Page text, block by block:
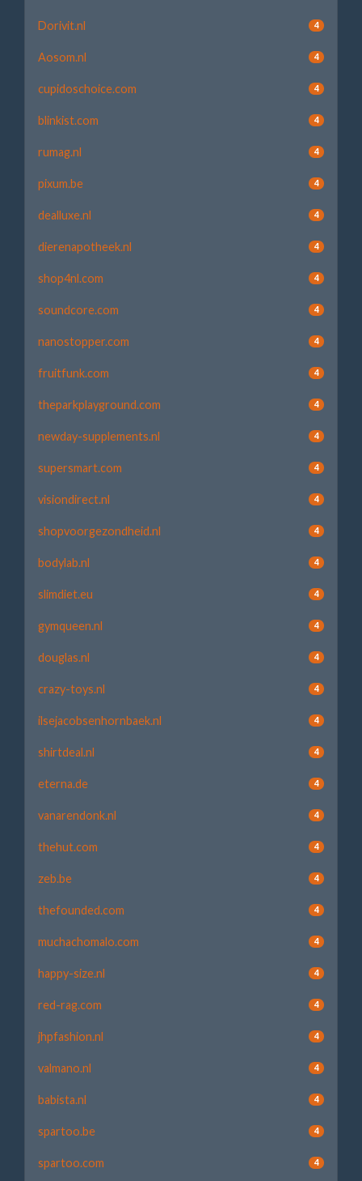
Dorivit.nl 4
Aosom.nl 4
cupidoschoice.com 4
blinkist.com 4
rumag.nl 4
pixum.be 4
dealluxe.nl 4
dierenapotheek.nl 4
shop4nl.com 4
soundcore.com 4
nanostopper.com 4
fruitfunk.com 4
theparkplayground.com 4
newday-supplements.nl 4
supersmart.com 4
visiondirect.nl 4
shopvoorgezondheid.nl 4
bodylab.nl 4
slimdiet.eu 4
gymqueen.nl 4
douglas.nl 4
crazy-toys.nl 4
ilsejacobsenhornbaek.nl 4
shirtdeal.nl 4
eterna.de 4
vanarendonk.nl 4
thehut.com 4
zeb.be 4
thefounded.com 4
muchachomalo.com 4
happy-size.nl 4
red-rag.com 4
jhpfashion.nl 4
valmano.nl 4
babista.nl 4
spartoo.be 4
spartoo.com 4